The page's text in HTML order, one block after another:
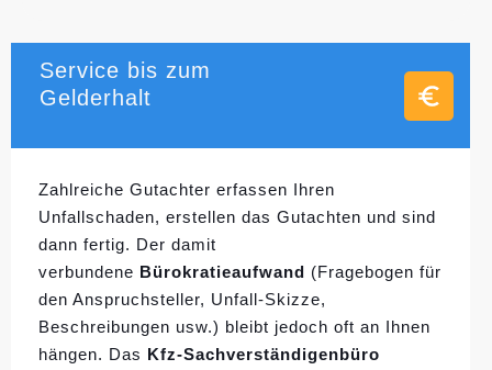
Service bis zum
Gelderhalt
Zahlreiche Gutachter erfassen Ihren
Unfallschaden, erstellen das Gutachten und sind
dann fertig. Der damit
verbundene Bürokratieaufwand (Fragebogen für
den Anspruchsteller, Unfall-Skizze,
Beschreibungen usw.) bleibt jedoch oft an Ihnen
hängen. Das Kfz-Sachverständigenbüro